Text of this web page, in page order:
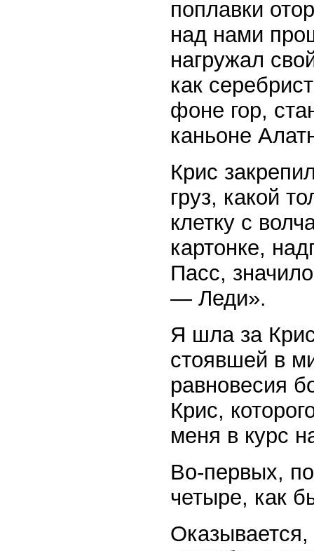
поплавки
над нами
нагружал
как
фоне гор,
каньоне
Крис
груз, какой
клетку с
картонке,
Пасс,
— Леди».
Я шла за
стоявшей в
равновесия
Крис,
меня в курс
Во-первых,
четыре, как